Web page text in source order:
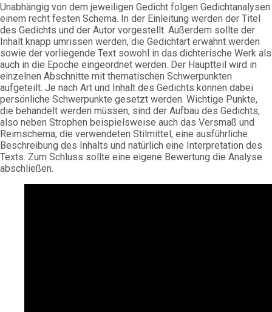
Unabhängig von dem jeweiligen Gedicht folgen Gedichtanalysen
einem recht festen Schema. In der Einleitung werden der Titel
des Gedichts und der Autor vorgestellt. Außerdem sollte der
Inhalt knapp umrissen werden, die Gedichtart erwähnt werden
sowie der vorliegende Text sowohl in das dichterische Werk als
auch in die Epoche eingeordnet werden. Der Hauptteil wird in
einzelnen Abschnitte mit thematischen Schwerpunkten
aufgeteilt. Je nach Art und Inhalt des Gedichts können dabei
persönliche Schwerpunkte gesetzt werden. Wichtige Punkte,
die behandelt werden müssen, sind der Aufbau des Gedichts,
also neben Strophen beispielsweise auch das Versmaß und
Reimschema, die verwendeten Stilmittel, eine ausführliche
Beschreibung des Inhalts und natürlich eine Interpretation des
Texts. Zum Schluss sollte eine eigene Bewertung die Analyse
abschließen.